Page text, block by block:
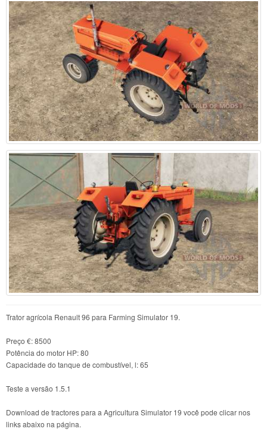
Trator agrícola Renault 96 para Farming Simulator 19.
Preço €: 8500
Potência do motor HP: 80
Capacidade do tanque de combustível, l: 65
Teste a versão 1.5.1
Download de tractores para a Agricultura Simulator 19 você pode clicar nos
links abaixo na página.